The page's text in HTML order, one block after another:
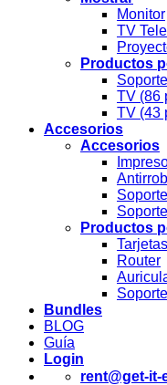
Monitor
TV
Productos
TV (86
TV (43
Accesorios
Accesorios
Productos
Router
Bundles
BLOG
Guía
Login
rent@get-it-